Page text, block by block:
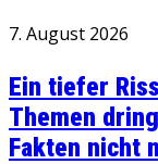
7. August 2026
Ein tiefer
Themen
Fakten nicht